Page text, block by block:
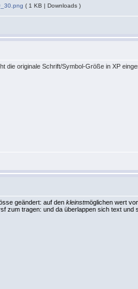
( 1 KB | Downloads )
die originale Schrift/Symbol-Größe in XP
geändert: auf denkleinstmöglichen wert
zum tragen: und da überlappen sich text und